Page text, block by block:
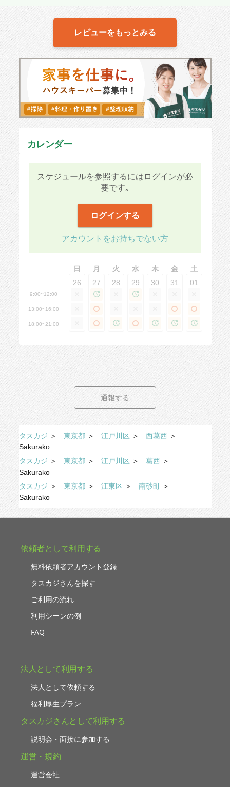
レビューをもっとみる
カレンダー
スケジュールを参照するにはログインが必
要です｡
ログインする
アカウントをお持ちでない方
日 月 火 水 木 金 土
9:00~12:00
13:00~16:00
18:00~21:00
26 27 28 29 30 31 01
通報する
タスカジ ＞ 東京都 ＞ 江戸川区 ＞ 西葛西 ＞
Sakurako
タスカジ ＞ 東京都 ＞ 江戸川区 ＞ 葛西 ＞
Sakurako
タスカジ ＞ 東京都 ＞ 江東区 ＞ 南砂町 ＞
Sakurako
依頼者として利用する
無料依頼者アカウント登録
タスカジさんを探す
ご利用の流れ
利用シーンの例
FAQ
法人として利用する
法人として依頼する
福利厚生プラン
タスカジさんとして利用する
説明会・面接に参加する
運営・規約
運営会社